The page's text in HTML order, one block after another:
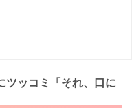
ツッコミ「それ、口に